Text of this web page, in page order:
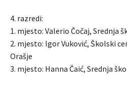
4. razredi:
1. mjesto: Valerio Čočaj, Srednja
2. mjesto: Igor Vuković, Školski
Orašje
3. mjesto: Hanna Čaić, Srednja